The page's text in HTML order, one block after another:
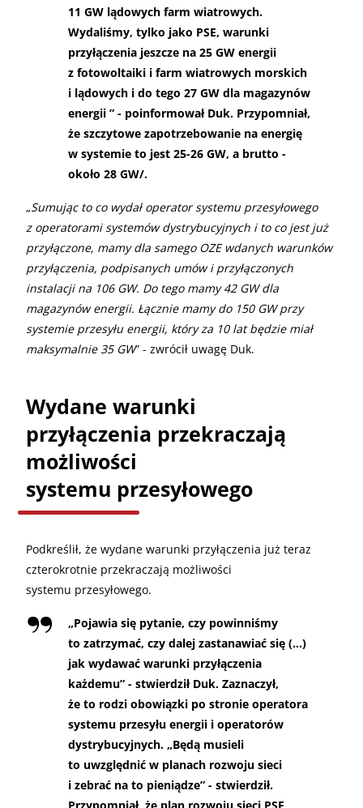
11 GW lądowych farm wiatrowych.
Wydaliśmy, tylko jako PSE, warunki
przyłączenia jeszcze na 25 GW energii
z fotowoltaiki i farm wiatrowych morskich
i lądowych i do tego 27 GW dla magazynów
energii ” - poinformował Duk. Przypomniał,
że szczytowe zapotrzebowanie na energię
w systemie to jest 25-26 GW, a brutto -
około 28 GW/.
„Sumując to co wydał operator systemu przesyłowego
z operatorami systemów dystrybucyjnych i to co jest już
przyłączone, mamy dla samego OZE wdanych warunków
przyłączenia, podpisanych umów i przyłączonych
instalacji na 106 GW. Do tego mamy 42 GW dla
magazynów energii. Łącznie mamy do 150 GW przy
systemie przesyłu energii, który za 10 lat będzie miał
maksymalnie 35 GW” - zwrócił uwagę Duk.
Wydane warunki
przyłączenia przekraczają
możliwości
systemu przesyłowego
Podkreślił, że wydane warunki przyłączenia już teraz
czterokrotnie przekraczają możliwości
systemu przesyłowego.
„Pojawia się pytanie, czy powinniśmy
to zatrzymać, czy dalej zastanawiać się (…)
jak wydawać warunki przyłączenia
każdemu” - stwierdził Duk. Zaznaczył,
że to rodzi obowiązki po stronie operatora
systemu przesyłu energii i operatorów
dystrybucyjnych. „Będą musieli
to uwzględnić w planach rozwoju sieci
i zebrać na to pieniądze” - stwierdził.